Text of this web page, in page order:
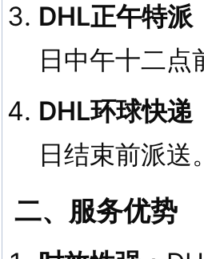
DHL正午特派
日中午十二点
DHL环球快递
日结束前派送
二、服务优势